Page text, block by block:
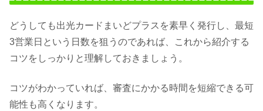
どうしても出光カードまいどプラスを素早く発行し、最短
3営業日という日数を狙うのであれば、これから紹介する
コツをしっかりと理解しておきましょう。
コツがわかっていれば、審査にかかる時間を短縮できる可
能性も高くなります。